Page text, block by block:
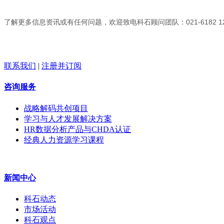
了解更多信息资讯或有任何问题，欢迎致电科石顾问团队： 021-6182
联系我们 | 注册并订阅
咨询服务
战略解码共创项目
学习与人才发展解决方案
HR数据分析产品与CHDA认证
经典人力资源学习课程
新闻中心
科石动态
市场活动
科石观点